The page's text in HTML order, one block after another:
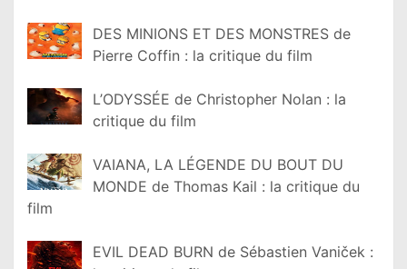
DES MINIONS ET DES MONSTRES de
Pierre Coffin : la critique du film
L’ODYSSÉE de Christopher Nolan : la
critique du film
VAIANA, LA LÉGENDE DU BOUT DU
MONDE de Thomas Kail : la critique du
film
EVIL DEAD BURN de Sébastien Vaniček :